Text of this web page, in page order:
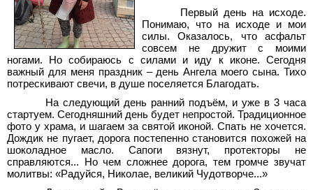
Первый день на исходе.
Понимаю, что на исходе и мои
силы. Оказалось, что асфальт
совсем не дружит с моими
ногами. Но собираюсь с силами и иду к иконе. Сегодня
важный для меня праздник – день Ангела моего сына. Тихо
потрескивают свечи, в душе поселяется Благодать.
На следующий день ранний подъём, и уже в 3 часа
стартуем. Сегодняшний день будет непростой. Традиционное
фото у храма, и шагаем за святой иконой. Спать не хочется.
Дождик не пугает, дорога постепенно становится похожей на
шоколадное масло. Сапоги вязнут, протекторы не
справляются... Но чем сложнее дорога, тем громче звучат
молитвы: «Радуйся, Николае, великий Чудотворче...»